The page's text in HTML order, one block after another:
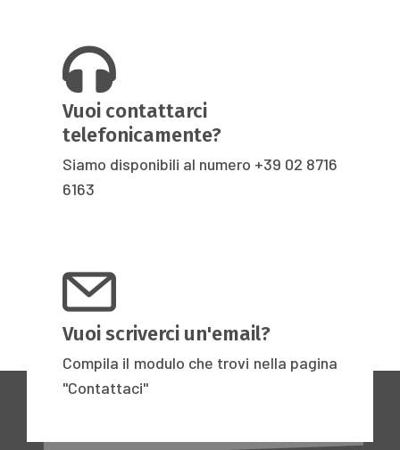
Vuoi contattarci
telefonicamente?
Siamo disponibili al numero +39 02 8716
6163
Vuoi scriverci un'email?
Compila il modulo che trovi nella pagina
"Contattaci"